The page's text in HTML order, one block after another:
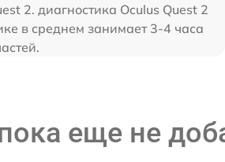
2. диагностика Oculus Quest 2
в среднем занимает 3-4 часа
еще не